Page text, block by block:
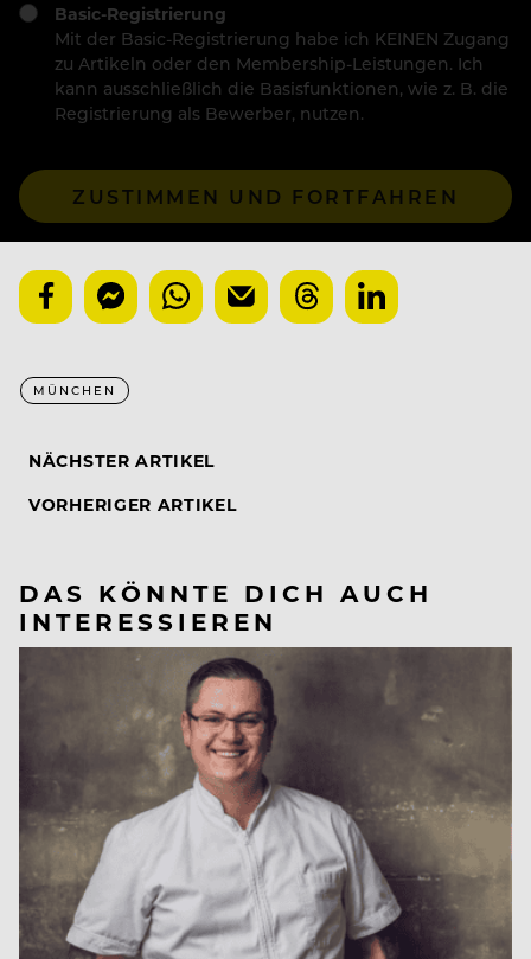
Basic-Registrierung
Mit der Basic-Registrierung habe ich KEINEN Zugang
zu Artikeln oder den Membership-Leistungen. Ich
kann ausschließlich die Basisfunktionen, wie z. B. die
Registrierung als Bewerber, nutzen.
ZUSTIMMEN UND FORTFAHREN
MÜNCHEN
NÄCHSTER ARTIKEL
VORHERIGER ARTIKEL
DAS KÖNNTE DICH AUCH
INTERESSIEREN